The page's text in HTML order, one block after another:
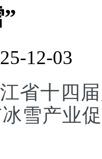
12-03
省十四
雪产业